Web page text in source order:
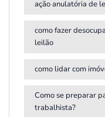
ação anulatória de
como fazer
leilão
como lidar com
Como se preparar
trabalhista?